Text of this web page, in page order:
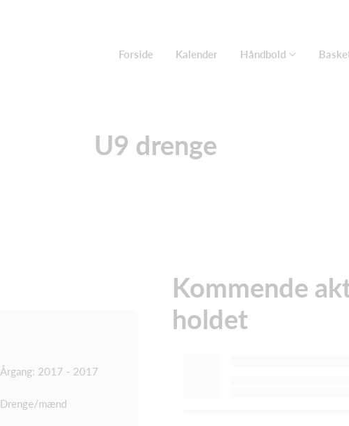
Forside Kalender Håndbold
U9 drenge
Årgang: 2017 - 2017
Drenge/mænd
Kommende
holdet